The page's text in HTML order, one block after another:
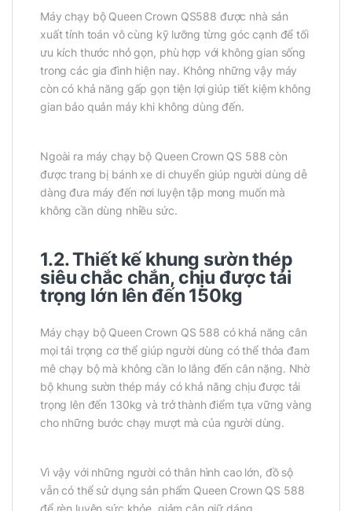
Máy chạy bộ Queen Crown QS588 được nhà sản
xuất tính toán vô cùng kỹ lưỡng từng góc cạnh để tối
ưu kích thước nhỏ gọn, phù hợp với không gian sống
trong các gia đình hiện nay. Không những vậy máy
còn có khả năng gấp gọn tiện lợi giúp tiết kiệm không
gian bảo quản máy khi không dùng đến.
Ngoài ra máy chạy bộ Queen Crown QS 588 còn
được trang bị bánh xe di chuyển giúp người dùng dễ
dàng đưa máy đến nơi luyện tập mong muốn mà
không cần dùng nhiều sức.
1.2. Thiết kế khung sườn thép
siêu chắc chắn, chịu được tải
trọng lớn lên đến 150kg
Máy chạy bộ Queen Crown QS 588 có khả năng cân
mọi tải trọng cơ thể giúp người dùng có thể thỏa đam
mê chạy bộ mà không cần lo lắng đến cân nặng. Nhờ
bộ khung sườn thép máy có khả năng chịu được tải
trọng lên đến 130kg và trở thành điểm tựa vững vàng
cho những bước chạy mượt mà của người dùng.
Vì vậy với những người có thân hình cao lớn, đồ sộ
vẫn có thể sử dụng sản phẩm Queen Crown QS 588
để rèn luyện sức khỏe, giảm cân giữ dáng.